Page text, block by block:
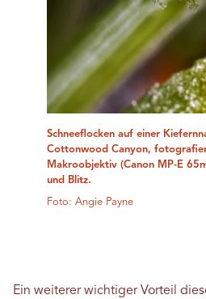
Schneeflocken auf einer
Cottonwood Canyon,
Makroobjektiv (Canon MP-E
und Blitz.
Foto: Angie Payne
Ein weiterer wichtiger Vorteil